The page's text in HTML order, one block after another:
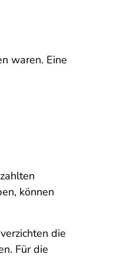
waren. Eine
können
die
Für die